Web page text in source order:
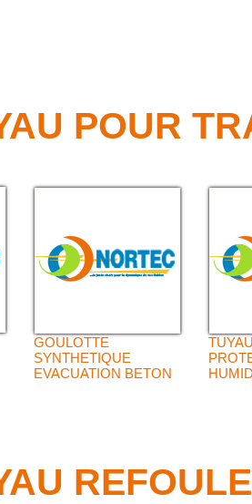
POUR
GOULOTTE
SYNTHETIQUE
EVACUATION BETON